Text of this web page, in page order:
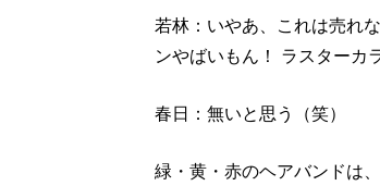
若林：いやあ、これは売れ
ンやばいもん！ ラスターカ
春日：無いと思う（笑）
緑・黄・赤のヘアバンドは